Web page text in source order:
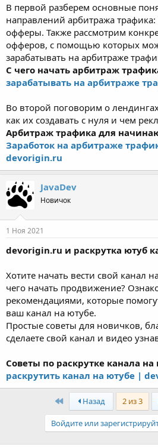
В первой разберем основные
направлений арбитража трафика:
офферы. Также рассмотрим
офферов, с помощью которых
зарабатывать на арбитраже
С чего начать арбитраж
зарабатывать на арбитраже
Во второй поговорим о
как их создавать с нуля и чем
Арбитраж трафика для
Заработок на арбитраже
devorigin.ru
JavaDev
Новичок
1 Ноя 2021
devorigin.ru и раскрутка ютуб
Хотите начать вести свой канал
чего начать продвижение?
рекомендациями, которые
ваш канал на ютубе.
Простые советы для новичков,
сделаете свой канал и видео
Советы по раскрутке канала на
раскрутить канал на ютубе |
First Назад 2 из 3
Войдите или